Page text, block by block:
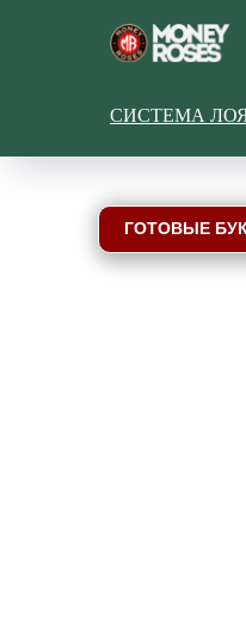
СИСТЕМА
ГОТОВЫЕ